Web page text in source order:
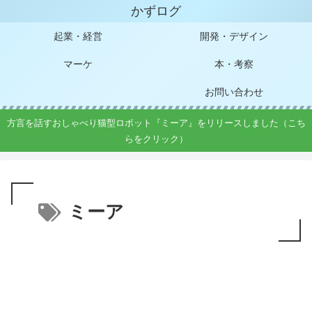
かずログ
起業・経営 開発・デザイン
マーケ 本・考察
お問い合わせ
方言を話すおしゃべり猫型ロボット『ミーア』をリリースしました（こち
らをクリック）
ミーア